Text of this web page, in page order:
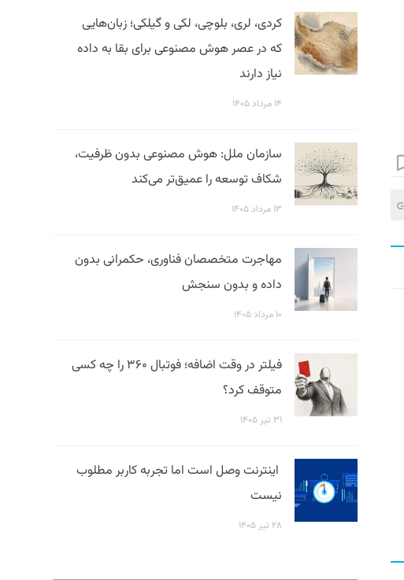
کردی، لری، بلوچی، لکی و گیلکی؛ زبان‌هایی
که در عصر هوش مصنوعی برای بقا به داده
نیاز دارند
۱۴ مرداد ۱۴۰۵
سازمان ملل: هوش مصنوعی بدون ظرفیت،
شکاف توسعه را عمیق‌تر می‌کند
۱۳ مرداد ۱۴۰۵
مهاجرت متخصصان فناوری، حکمرانی بدون
داده و بدون سنجش
۱۰ مرداد ۱۴۰۵
فیلتر در وقت اضافه؛ فوتبال ۳۶۰ را چه کسی
متوقف کرد؟
۳۱ تیر ۱۴۰۵
اینترنت وصل است اما تجربه کاربر مطلوب
نیست
۲۸ تیر ۱۴۰۵